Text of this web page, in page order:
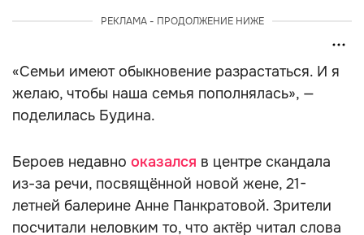
РЕКЛАМА - ПРОДОЛЖЕНИЕ НИЖЕ
«Семьи имеют обыкновение разрастаться. И я
желаю, чтобы наша семья пополнялась», —
поделилась Будина.
Бероев недавно оказался в центре скандала
из-за речи, посвящённой новой жене, 21-
летней балерине Анне Панкратовой. Зрители
посчитали неловким то, что актёр читал слова